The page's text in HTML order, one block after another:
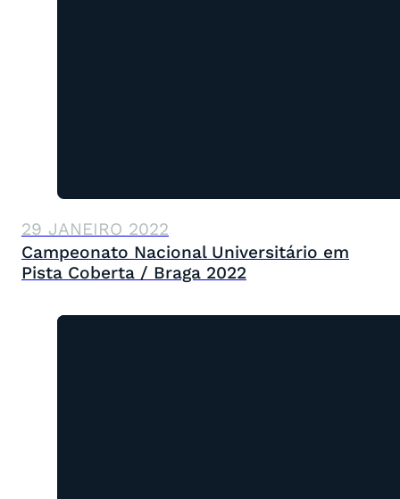
29 JANEIRO 2022
Campeonato Nacional Universitário em
Pista Coberta / Braga 2022